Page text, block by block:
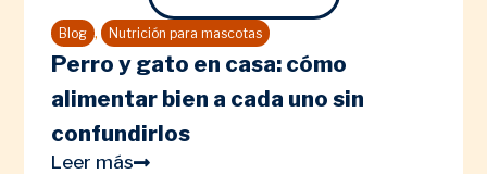
Blog , Nutrición para mascotas
Perro y gato en casa: cómo
alimentar bien a cada uno sin
confundirlos
Leer más